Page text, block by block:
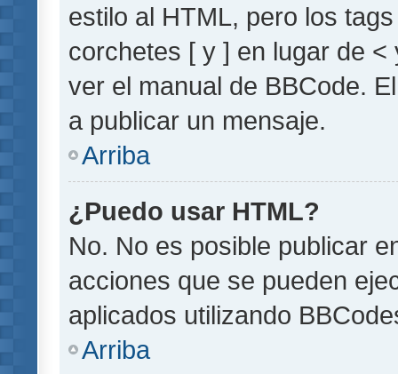
estilo al HTML, pero los
corchetes [ y ] en lugar de
ver el manual de BBCode.
a publicar un mensaje.
Arriba
¿Puedo usar HTML?
No. No es posible publicar
acciones que se pueden
aplicados utilizando
Arriba